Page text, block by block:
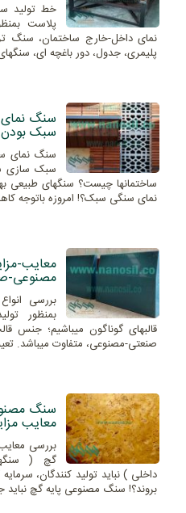
خط تولید
پلاست
نمای داخل-خارج ساختمان، سنگ
پلیمری، جدول، دور باغچه ای،
سنگ
سبک
سنگ نمای
سبک سازی
ساختمانها چیست؟ سنگهای
نمای سنگی سبک؟! امروزه باتوجه
معایب-
مصنوعی-
بررسی
بمنظور
قالبهای گوناگون میباشیم؛ جنس
صنعتی-مصنوعی، متفاوت میباشد.
سنگ
معایب
بررسی
گچ (
داخلی ) نباید تولید کنندگان،
بروند؟! سنگ مصنوعی پایه گچ